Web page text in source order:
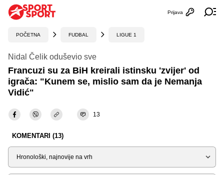
Otvori
Prijava
POČETNA FUDBAL LIGUE 1
Nidal Čelik oduševio sve
Francuzi su za BiH kreirali istinsku 'zvijer' od
igrača: "Kunem se, mislio sam da je Nemanja
Vidić"
13
KOMENTARI (13)
Sortiraj